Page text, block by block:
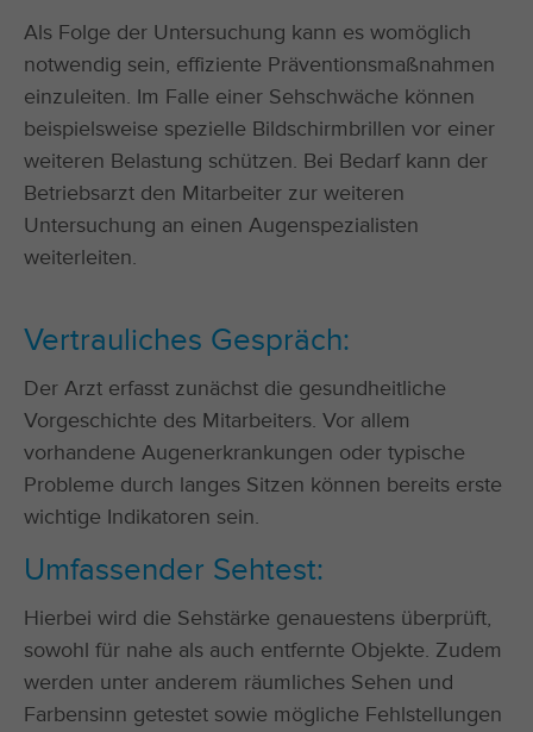
Als Folge der Untersuchung kann es womöglich
notwendig sein, effiziente Präventionsmaßnahmen
einzuleiten. Im Falle einer Sehschwäche können
beispielsweise spezielle Bildschirmbrillen vor einer
weiteren Belastung schützen. Bei Bedarf kann der
Betriebsarzt den Mitarbeiter zur weiteren
Untersuchung an einen Augenspezialisten
weiterleiten.
Vertrauliches Gespräch:
Der Arzt erfasst zunächst die gesundheitliche
Vorgeschichte des Mitarbeiters. Vor allem
vorhandene Augenerkrankungen oder typische
Probleme durch langes Sitzen können bereits erste
wichtige Indikatoren sein.
Umfassender Sehtest:
Hierbei wird die Sehstärke genauestens überprüft,
sowohl für nahe als auch entfernte Objekte. Zudem
werden unter anderem räumliches Sehen und
Farbensinn getestet sowie mögliche Fehlstellungen